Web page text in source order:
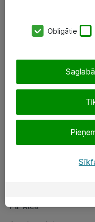
SIA „ATEA”
eShop@atea.lv
Sekojiet mums
Par Atea
Par Atea
Obligātie